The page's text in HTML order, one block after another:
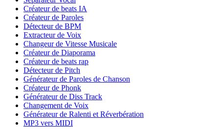
Créateur de beats IA
Créateur de Paroles
Détecteur de BPM
Extracteur de Voix
Changeur de Vitesse Musicale
Créateur de Diaporama
Créateur de beats rap
Détecteur de Pitch
Générateur de Paroles de Chanson
Créateur de Phonk
Générateur de Diss Track
Changement de Voix
Générateur de Ralenti et Réverbération
MP3 vers MIDI